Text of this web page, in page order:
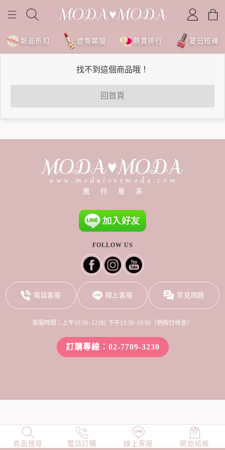
新品折扣 遮臀顯瘦 熱賣排行 夏日短褲
找不到這個商品哦！
回首頁
商品搜尋 電話訂購 線上客服 開始結帳
NEW 店長精選 TOP100 小編穿搭
FOLLOW US
電話客服 線上客服 常見問題
客服時間：上午10:30~12:00, 下午13:30~18:00（例假日休息）
訂購專線：02-7709-3230